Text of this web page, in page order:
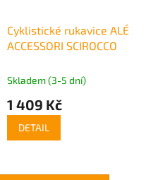
Cyklistické rukavice ALÉ
ACCESSORI SCIROCCO
Skladem (3-5 dní)
1 409 Kč
DETAIL